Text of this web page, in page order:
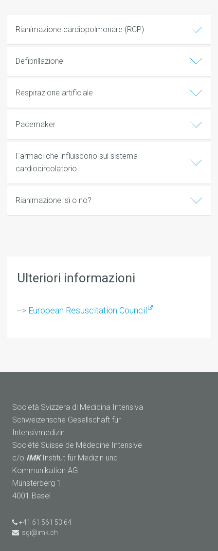
Rianimazione cardiopolmonare (RCP)
Defibrillazione
Respirazione artificiale
Pacemaker
Farmaci che influiscono sul sistema
cardiocircolatorio
Rianimazione: sì o no?
Ulteriori informazioni
--> European Resuscitation Council
Società Svizzera di Medicina Intensiva
Schweizerische Gesellschaft für
Intensivmedizin
Société Suisse de Médecine Intensive
c/o IMK Institut für Medizin und
Kommunikation AG
Münsterberg 1
4001 Basel
+41 61 561 53 64
sgi@imk.ch